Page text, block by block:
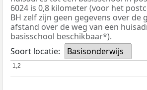
6024 is 0,8 kilometer (voor het
BH zelf zijn geen gegevens over de
afstand over de weg van een
basisschool beschikbaar*).
Soort locatie:
Basisonderwijs
1,2
1,2